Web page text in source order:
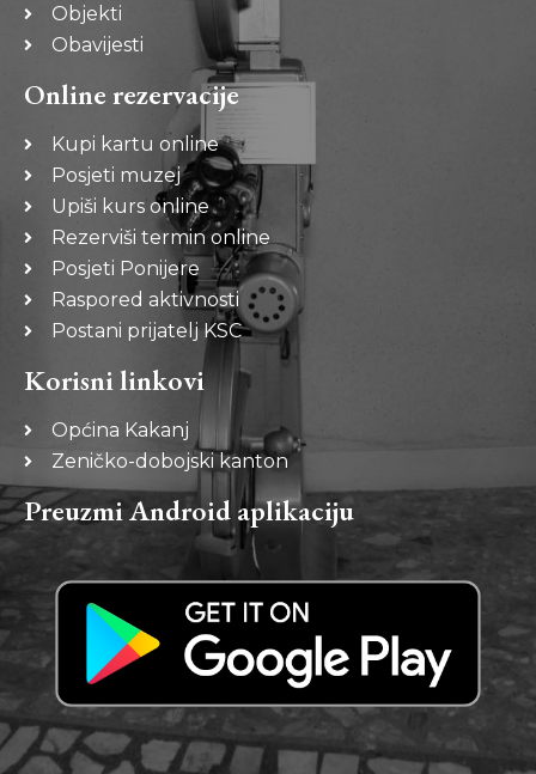
Objekti
Obavijesti
Online rezervacije
Kupi kartu online
Posjeti muzej
Upiši kurs online
Rezerviši termin online
Posjeti Ponijere
Raspored aktivnosti
Postani prijatelj KSC
Korisni linkovi
Općina Kakanj
Zeničko-dobojski kanton
Preuzmi Android aplikaciju